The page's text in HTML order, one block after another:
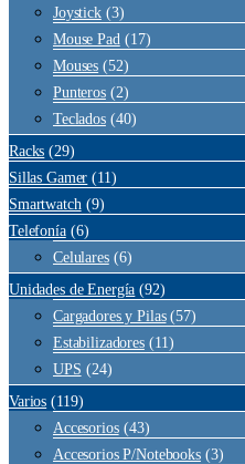
Joystick (3)
Mouse Pad (17)
Mouses (52)
Punteros (2)
Teclados (40)
Racks (29)
Sillas Gamer (11)
Smartwatch (9)
Telefonía (6)
Celulares (6)
Unidades de Energía (92)
Cargadores y Pilas (57)
Estabilizadores (11)
UPS (24)
Varios (119)
Accesorios (43)
Accesorios P/Notebooks (3)